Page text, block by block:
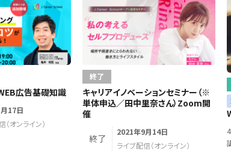
広告基礎知識
17日
（オンライン）
終了
キャリアイノベーションセミナー（※
単体申込／田中里奈さん）Zoom開
催
終了
2021年9月14日
ライブ配信（オンライン）